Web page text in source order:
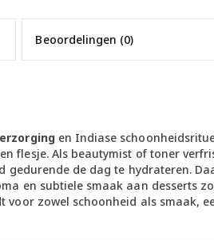
Beoordelingen (0)
en Indiase
flesje. Als beautymist of toner
de dag te hydrateren.
en subtiele smaak aan desserts
zowel schoonheid als smaak,